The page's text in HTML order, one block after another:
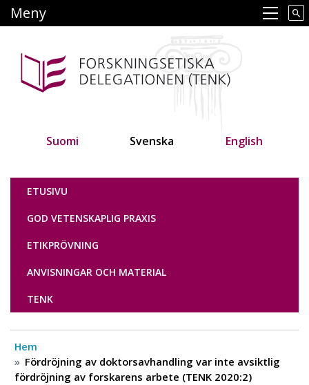
till
Main navigation
Meny
Suomi Svenska English
Tutkimuseettinen neuvottelukunta
ETUSIVU
GOD VETENSKAPLIG PRAXIS
ETIKPRÖVNING
ANVISNINGAR OCH MATERIAL
TENK
Hem
Fördröjning av doktorsavhandling var inte avsiktlig
fördröjning av forskarens arbete (TENK 2020:2)